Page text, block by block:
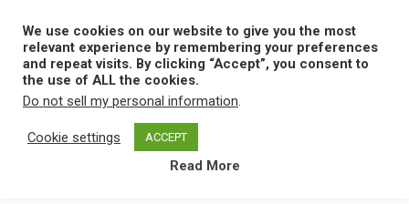
content
MENU
Home C Catodo
We use cookies on our website to give you the most
relevant experience by remembering your preferences
and repeat visits. By clicking “Accept”, you consent to
the use of ALL the cookies.
Do not sell my personal information.
Cookie settings ACCEPT
Read More